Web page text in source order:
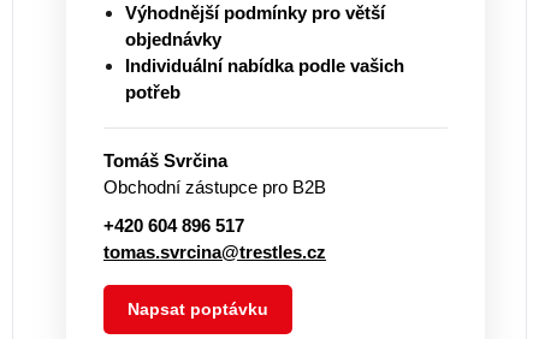
Výhodnější podmínky pro větší
objednávky
Individuální nabídka podle vašich
potřeb
Tomáš Svrčina
Obchodní zástupce pro B2B
+420 604 896 517
tomas.svrcina@trestles.cz
Napsat poptávku